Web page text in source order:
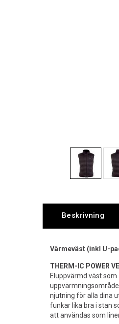
Beskrivning
Värmeväst (inkl U-
THERM-IC POWER
Eluppvärmd väst
njutning för alla dina
funkar lika bra i stan
att användas som